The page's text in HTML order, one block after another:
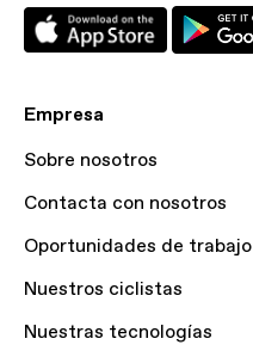
Empresa
Sobre nosotros
Contacta con nosotros
Oportunidades de trabajo
Nuestros ciclistas
Nuestras tecnologías